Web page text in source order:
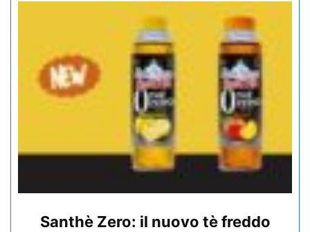
Santhè Zero: il nuovo tè freddo